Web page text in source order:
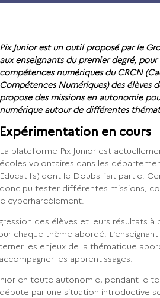
Pix Junior est un outil proposé par le
aux enseignants du premier degré,
compétences numériques du CRCN
Compétences Numériques) des élèves
propose des missions en autonomie
numérique autour de différentes
Expérimentation en cours
La plateforme Pix Junior est
écoles volontaires dans les
Educatifs) dont le Doubs fait partie.
donc pu tester différentes missions,
cyberharcèlement.
des élèves et leurs résultats
chaque thème abordé.
les enjeux de la thématique
les apprentissages.
en toute autonomie, pendant le
par une situation introductive